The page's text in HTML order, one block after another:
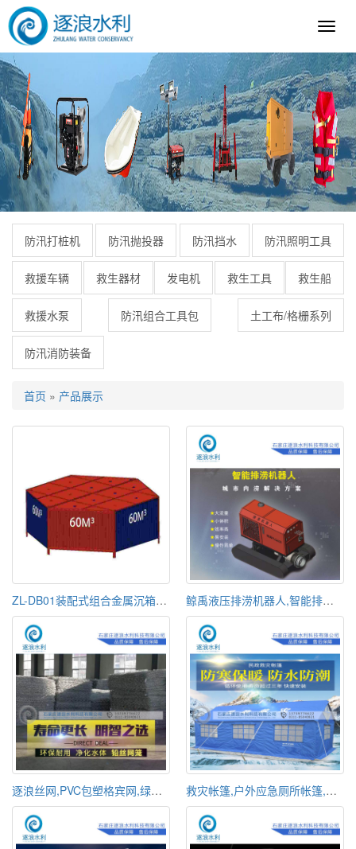
逐
科
技
防汛打桩机 防汛抛投器 防汛挡水 防汛照明工具
救援车辆 救生器材 发电机 救生工具 救生船
救援水泵 防汛组合工具包 土工布/格栅系列
防汛消防装备
首页 » 产品展示
ZL-DB01装配式组合金属沉箱60m³快速沉箱防汛挡水六角沉箱 鲸禹液压排涝机器人,智能排涝机器人
逐浪丝网,PVC包塑格宾网,绿滨垫,固滨笼厂家,绿色铅丝石笼网 救灾帐篷,户外应急厕所帐篷,牛津布遮阳帐篷